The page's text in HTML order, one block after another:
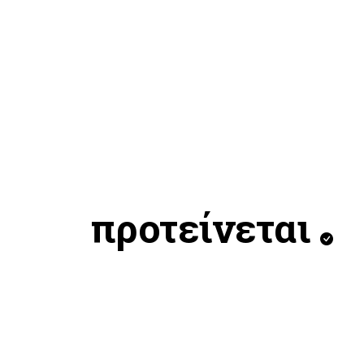
προτείνεται